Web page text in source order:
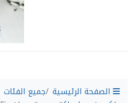
الصفحة الرئيسية جميع الفئات